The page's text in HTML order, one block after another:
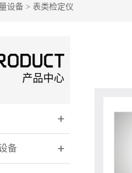
设备 > 表类检定仪
产品中心
备